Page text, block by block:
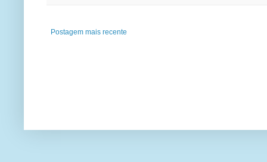
Postagem mais recente